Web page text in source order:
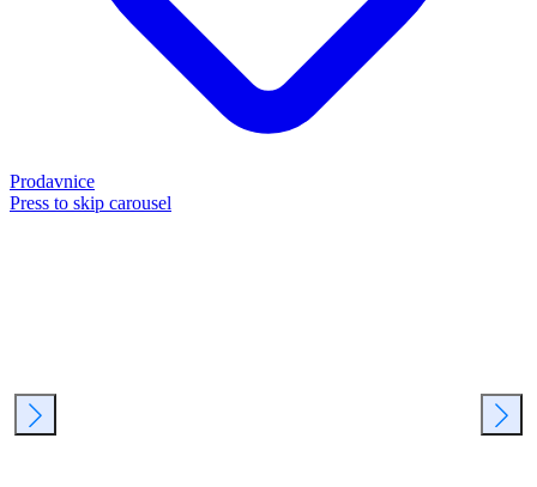
Prodavnice
Press to skip carousel